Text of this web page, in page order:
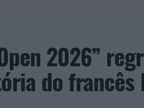
2026”
do francês